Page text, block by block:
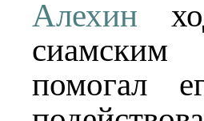
Алехин
помогал